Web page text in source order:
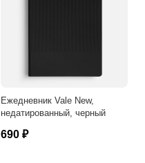
Ежедневник Vale New,
недатированный, черный
690 ₽